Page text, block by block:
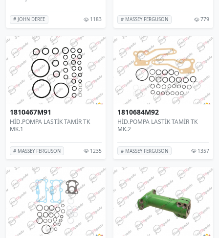
# JOHN DEREE 1183 # MASSEY FERGUSON 779
1810467M91
HİD.POMPA LASTİK TAMİR TK
MK.1
# MASSEY FERGUSON 1235
1810684M92
HİD.POMPA LASTİK TAMİR TK
MK.2
# MASSEY FERGUSON 1357